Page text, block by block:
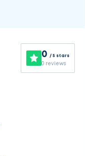
0 / 5 stars
0 reviews